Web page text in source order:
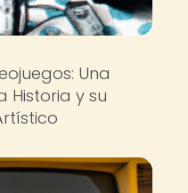
Una
Historia y su